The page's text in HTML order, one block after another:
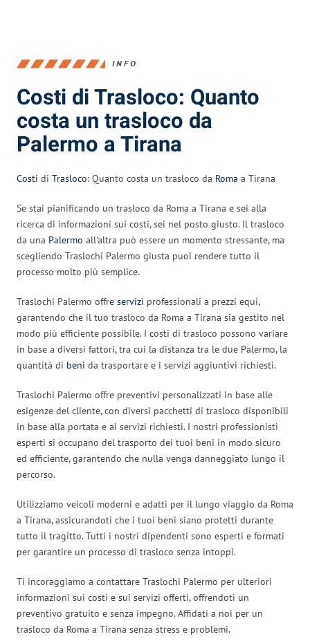
INFO
Costi di Trasloco: Quanto
costa un trasloco da
Palermo a Tirana
Costi di Trasloco: Quanto costa un trasloco da Roma a Tirana
Se stai pianificando un trasloco da Roma a Tirana e sei alla
ricerca di informazioni sui costi, sei nel posto giusto. Il trasloco
da una Palermo all’altra può essere un momento stressante, ma
scegliendo Traslochi Palermo giusta puoi rendere tutto il
processo molto più semplice.
Traslochi Palermo offre servizi professionali a prezzi equi,
garantendo che il tuo trasloco da Roma a Tirana sia gestito nel
modo più efficiente possibile. I costi di trasloco possono variare
in base a diversi fattori, tra cui la distanza tra le due Palermo, la
quantità di beni da trasportare e i servizi aggiuntivi richiesti.
Traslochi Palermo offre preventivi personalizzati in base alle
esigenze del cliente, con diversi pacchetti di trasloco disponibili
in base alla portata e ai servizi richiesti. I nostri professionisti
esperti si occupano del trasporto dei tuoi beni in modo sicuro
ed efficiente, garantendo che nulla venga danneggiato lungo il
percorso.
Utilizziamo veicoli moderni e adatti per il lungo viaggio da Roma
a Tirana, assicurandoti che i tuoi beni siano protetti durante
tutto il tragitto. Tutti i nostri dipendenti sono esperti e formati
per garantire un processo di trasloco senza intoppi.
Ti incoraggiamo a contattare Traslochi Palermo per ulteriori
informazioni sui costi e sui servizi offerti, offrendoti un
preventivo gratuito e senza impegno. Affidati a noi per un
trasloco da Roma a Tirana senza stress e problemi.